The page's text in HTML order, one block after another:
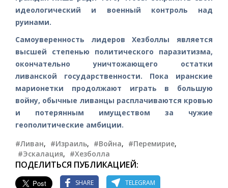
идеологический и военный контроль над
руинами.
Самоуверенность лидеров Хезболлы является
высшей степенью политического паразитизма,
окончательно уничтожающего остатки
ливанской государственности. Пока иранские
марионетки продолжают играть в большую
войну, обычные ливанцы расплачиваются кровью
и потерянным имуществом за чужие
геополитические амбиции.
#Ливан, #Израиль, #Война, #Перемирие,
#Эскалация, #Хезболла
ПОДЕЛИТЬСЯ ПУБЛИКАЦИЕЙ:
SHARE TELEGRAM